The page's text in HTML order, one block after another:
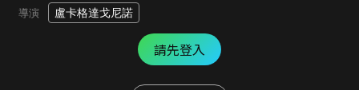
導演 盧卡格達戈尼諾
請先登入